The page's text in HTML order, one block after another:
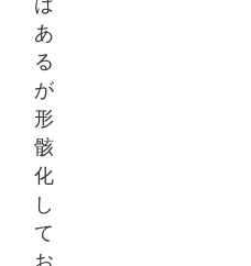
は
あ
る
が
形
骸
化
し
て